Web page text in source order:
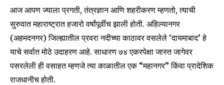
आज आपण ज्याला प्रगती, तंत्रज्ञान आणि शहरीकरण म्हणतो, त्याची
सुरुवात महाराष्ट्रात हजारो वर्षांपूर्वीच झाली होती. अहिल्यानगर
(अहमदनगर) जिल्ह्यातील प्रवरा नदीच्या काठावर वसलेले ‘दायमाबाद’ हे
याचे सर्वात मोठे उदाहरण आहे. साधारण ७४ एकरपेक्षा जास्त जागेवर
पसरलेली ही वसाहत म्हणजे त्या काळातील एक “महानगर” किंवा प्रादेशिक
राजधानीच होती.